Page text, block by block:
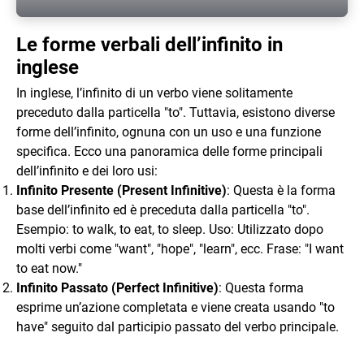
Le forme verbali dell’infinito in
inglese
In inglese, l’infinito di un verbo viene solitamente
preceduto dalla particella "to". Tuttavia, esistono diverse
forme dell’infinito, ognuna con un uso e una funzione
specifica. Ecco una panoramica delle forme principali
dell’infinito e dei loro usi:
Infinito Presente (Present Infinitive): Questa è la forma
base dell’infinito ed è preceduta dalla particella "to".
Esempio: to walk, to eat, to sleep. Uso: Utilizzato dopo
molti verbi come "want", "hope", "learn", ecc. Frase: "I want
to eat now."
Infinito Passato (Perfect Infinitive): Questa forma
esprime un’azione completata e viene creata usando "to
have" seguito dal participio passato del verbo principale.